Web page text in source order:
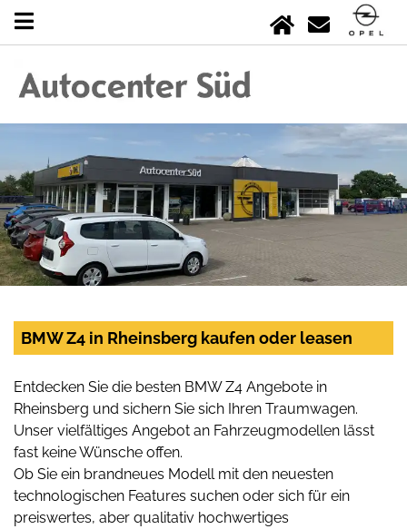
BMW Z4 in Rheinsberg kaufen oder leasen
Entdecken Sie die besten BMW Z4 Angebote in
Rheinsberg und sichern Sie sich Ihren Traumwagen.
Unser vielfältiges Angebot an Fahrzeugmodellen lässt
fast keine Wünsche offen.
Ob Sie ein brandneues Modell mit den neuesten
technologischen Features suchen oder sich für ein
preiswertes, aber qualitativ hochwertiges